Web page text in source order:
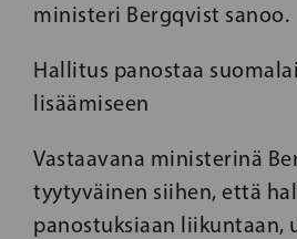
ministeri Bergqvist sanoo.
Hallitus panostaa
lisäämiseen
Vastaavana ministerinä
tyytyväinen siihen, että
panostuksiaan liikuntaan,